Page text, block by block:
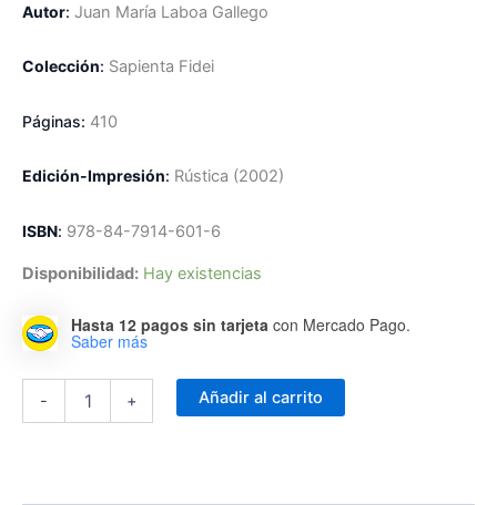
Autor: Juan María Laboa Gallego
Colección: Sapienta Fidei
Páginas: 410
Edición-Impresión: Rústica (2002)
ISBN: 978-84-7914-601-6
Disponibilidad: Hay existencias
Hasta 12 pagos sin tarjeta con Mercado Pago.
Saber más
- + Añadir al carrito